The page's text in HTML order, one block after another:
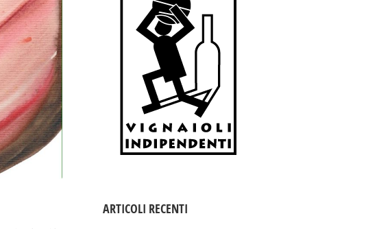
ARTICOLI RECENTI